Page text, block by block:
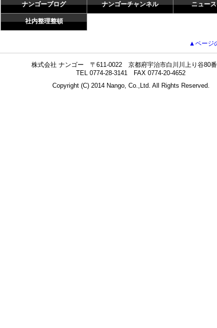
ナンゴーブログ ナンゴーチャンネル ニュー
社内整理整頓
▲ページ
株式会社 ナンゴー 〒611-0022 京都府宇治市白川川上り谷80
TEL 0774-28-3141 FAX 0774-20-4652
Copyright (C) 2014 Nango, Co.,Ltd. All Rights Reserved.